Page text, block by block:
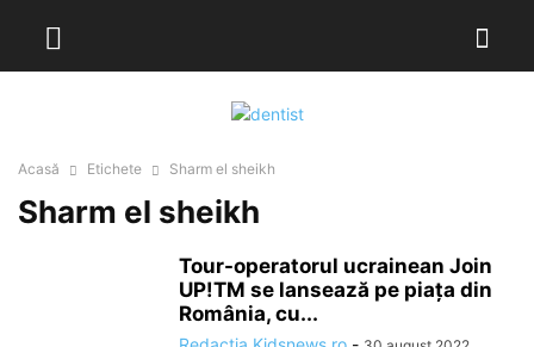
Acasă Etichete Sharm el sheikh
Sharm el sheikh
Tour-operatorul ucrainean Join
UP!TM se lansează pe piața din
România, cu...